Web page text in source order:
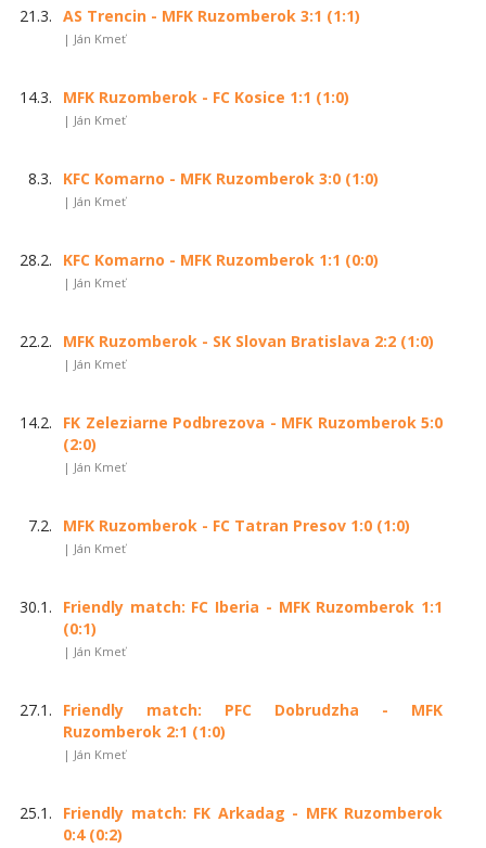
21.3. AS Trencin - MFK Ruzomberok 3:1 (1:1)
| Ján Kmeť
14.3. MFK Ruzomberok - FC Kosice 1:1 (1:0)
| Ján Kmeť
8.3. KFC Komarno - MFK Ruzomberok 3:0 (1:0)
| Ján Kmeť
28.2. KFC Komarno - MFK Ruzomberok 1:1 (0:0)
| Ján Kmeť
22.2. MFK Ruzomberok - SK Slovan Bratislava 2:2 (1:0)
| Ján Kmeť
14.2.
FK Zeleziarne Podbrezova - MFK Ruzomberok 5:0
(2:0)
| Ján Kmeť
7.2. MFK Ruzomberok - FC Tatran Presov 1:0 (1:0)
| Ján Kmeť
30.1.
Friendly match: FC Iberia - MFK Ruzomberok 1:1
(0:1)
| Ján Kmeť
27.1.
Friendly match: PFC Dobrudzha - MFK
Ruzomberok 2:1 (1:0)
| Ján Kmeť
25.1.
Friendly match: FK Arkadag - MFK Ruzomberok
0:4 (0:2)